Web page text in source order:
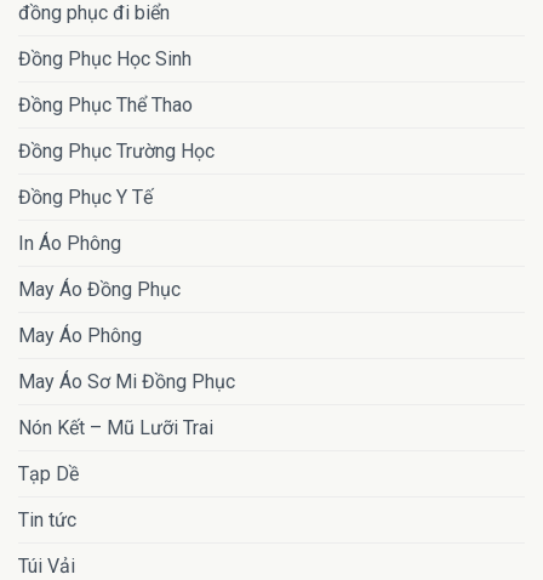
đồng phục đi biển
Đồng Phục Học Sinh
Đồng Phục Thể Thao
Đồng Phục Trường Học
Đồng Phục Y Tế
In Áo Phông
May Áo Đồng Phục
May Áo Phông
May Áo Sơ Mi Đồng Phục
Nón Kết – Mũ Lưỡi Trai
Tạp Dề
Tin tức
Túi Vải